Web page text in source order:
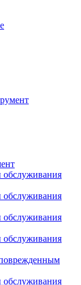
обслуживания
обслуживания
обслуживания
обслуживания
обслуживания